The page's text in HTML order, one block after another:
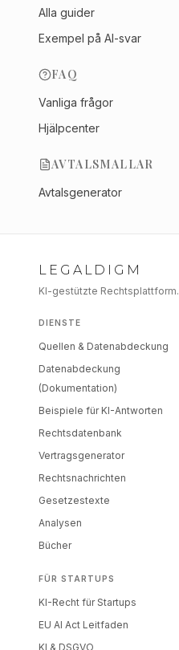
Alla guider
Exempel på AI-svar
FAQ
Vanliga frågor
Hjälpcenter
AVTALSMALLAR
Avtalsgenerator
LEGALDIGM
KI-gestützte Rechtsplattform.
DIENSTE
Quellen & Datenabdeckung
Datenabdeckung
(Dokumentation)
Beispiele für KI-Antworten
Rechtsdatenbank
Vertragsgenerator
Rechtsnachrichten
Gesetzestexte
Analysen
Bücher
FÜR STARTUPS
KI-Recht für Startups
EU AI Act Leitfaden
KI & DSGVO